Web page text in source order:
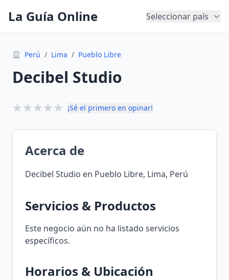
La Guía Online Seleccionar país
Perú / Lima / Pueblo Libre
Decibel Studio
¡Sé el primero en opinar!
Acerca de
Decibel Studio en Pueblo Libre, Lima, Perú
Servicios & Productos
Este negocio aún no ha listado servicios
específicos.
Horarios & Ubicación